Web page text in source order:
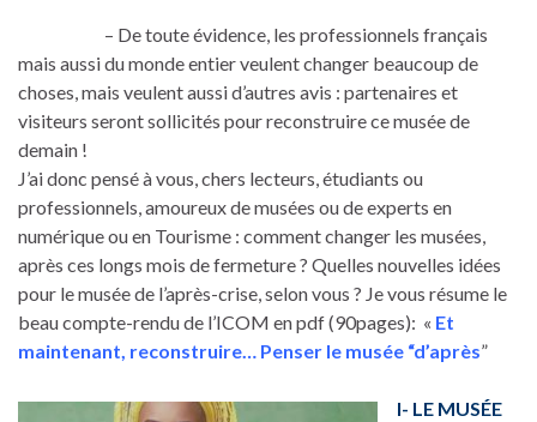
– De toute évidence, les professionnels français
mais aussi du monde entier veulent changer beaucoup de
choses, mais veulent aussi d’autres avis : partenaires et
visiteurs seront sollicités pour reconstruire ce musée de
demain !
J’ai donc pensé à vous, chers lecteurs, étudiants ou
professionnels, amoureux de musées ou de experts en
numérique ou en Tourisme : comment changer les musées,
après ces longs mois de fermeture ? Quelles nouvelles idées
pour le musée de l’après-crise, selon vous ? Je vous résume le
beau compte-rendu de l’ICOM en pdf (90pages): « Et
maintenant, reconstruire… Penser le musée “d’après”
I- LE MUSÉE